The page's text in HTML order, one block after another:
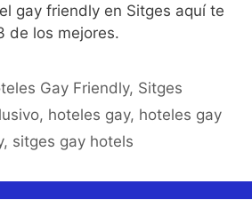
gay friendly en Sitges aquí te
de los mejores.
Gay Friendly, Sitges
, hoteles gay, hoteles gay
, sitges gay hotels